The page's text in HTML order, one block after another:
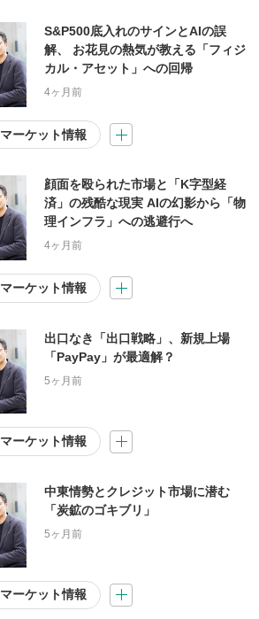
S&P500底入れのサインとAIの誤
解、 お花見の熱気が教える「フィジ
カル・アセット」への回帰
4ヶ月前
マーケット情報
顔面を殴られた市場と「K字型経
済」の残酷な現実 AIの幻影から「物
理インフラ」への逃避行へ
4ヶ月前
マーケット情報
出口なき「出口戦略」、新規上場
「PayPay」が最適解？
5ヶ月前
マーケット情報
中東情勢とクレジット市場に潜む
「炭鉱のゴキブリ」
5ヶ月前
マーケット情報